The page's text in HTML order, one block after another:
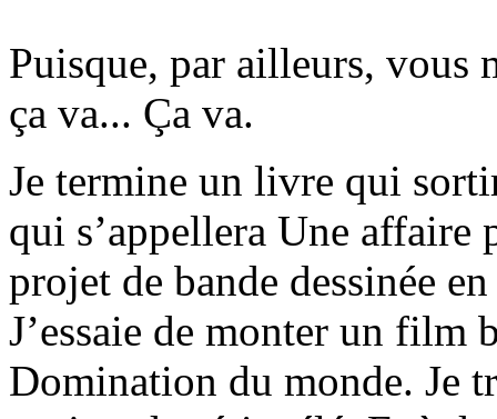
Puisque, par ailleurs, vous
ça va... Ça va.
Je termine un livre qui
qui s’appellera Une affaire
projet de bande dessinée
J’essaie de monter un film
Domination du monde. Je